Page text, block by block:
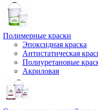
Полимерные краски
Эпоксидная краска
Антистатическая
Полиуретановые
Акриловая